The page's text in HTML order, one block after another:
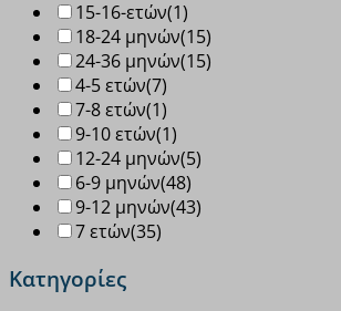
15-16-ετών(1)
18-24 μηνών(15)
24-36 μηνών(15)
4-5 ετών(7)
7-8 ετών(1)
9-10 ετών(1)
12-24 μηνών(5)
6-9 μηνών(48)
9-12 μηνών(43)
7 ετών(35)
Κατηγορίες